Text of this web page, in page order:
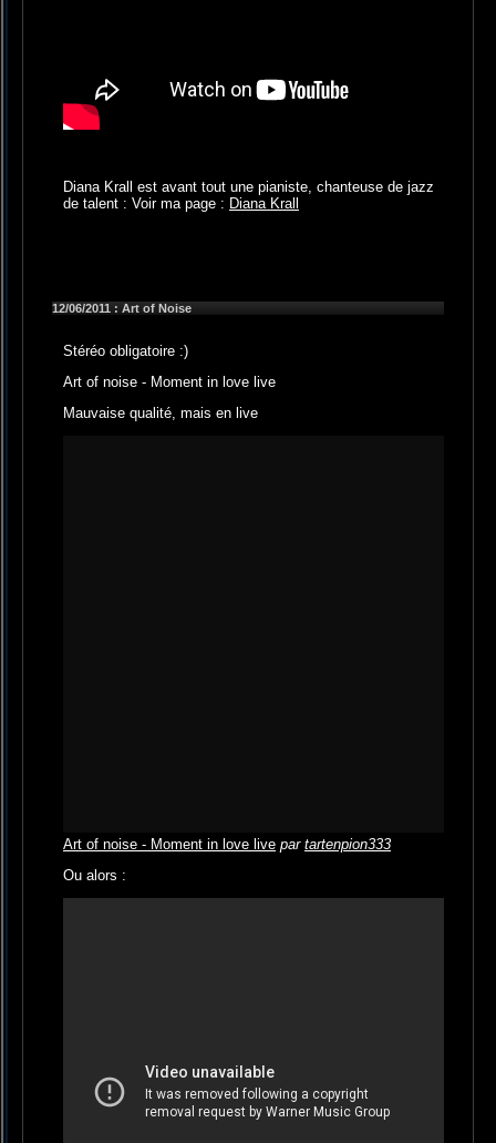
Diana Krall est avant tout une pianiste, chanteuse de jazz
de talent : Voir ma page : Diana Krall
12/06/2011 : Art of Noise
Stéréo obligatoire :)
Art of noise - Moment in love live
Mauvaise qualité, mais en live
Art of noise - Moment in love live par tartenpion333
Ou alors :